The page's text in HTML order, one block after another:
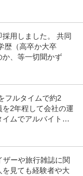
用しました。 共同
歴（高卒か大卒
、等一切聞かず
フルタイムで約2
2年程して会社の運
ムでアルバイトを
ザーや旅行雑誌に関
見ても経験者や大